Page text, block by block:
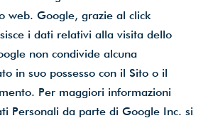
web. Google, grazie al click
i dati relativi alla visita dello
non condivide alcuna
in suo possesso con il Sito o il
Per maggiori informazioni
Personali da parte di Google Inc. si